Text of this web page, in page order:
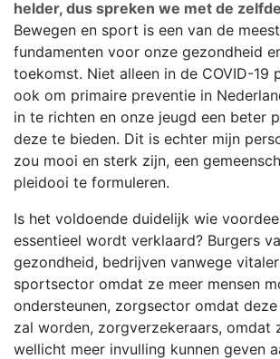
helder, dus spreken we met de
Bewegen en sport is een van de
fundamenten voor onze gezondheid
toekomst. Niet alleen in de COVID-19
ook om primaire preventie in
in te richten en onze jeugd een beter
deze te bieden. Dit is echter mijn
zou mooi en sterk zijn, een
pleidooi te formuleren.
Is het voldoende duidelijk wie
essentieel wordt verklaard? Burgers
gezondheid, bedrijven vanwege
sportsector omdat ze meer mensen
ondersteunen, zorgsector omdat
zal worden, zorgverzekeraars, omdat
wellicht meer invulling kunnen geven